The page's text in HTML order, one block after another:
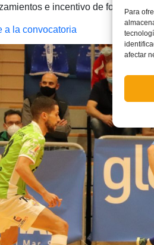
Para
afectar
e incentivo de fomento
a la convocatoria